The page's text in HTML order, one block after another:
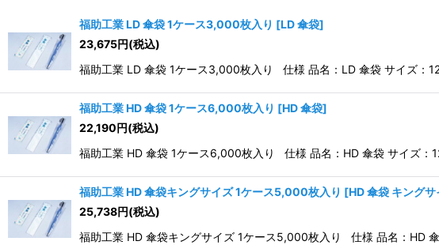
並び順 :
福助工業 LD 傘袋 1ケース3,000枚入り [LD 傘袋]
23,675円(税込)
福助工業 LD 傘袋 1ケース3,000枚入り 仕様 品名：LD 傘袋 サイズ
福助工業 HD 傘袋 1ケース6,000枚入り [HD 傘袋]
22,190円(税込)
福助工業 HD 傘袋 1ケース6,000枚入り 仕様 品名：HD 傘袋 サイズ
福助工業 HD 傘袋キングサイズ 1ケース5,000枚入り [HD 傘袋 キングサ
25,738円(税込)
福助工業 HD 傘袋キングサイズ 1ケース5,000枚入り 仕様 品名：HD